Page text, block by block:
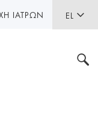
EL
ΙΑΤΡΏΝ